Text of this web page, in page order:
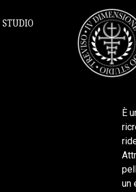
STUDIO
È
un